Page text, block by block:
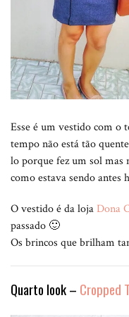
Esse é um vestido com o
tempo não está tão
lo porque fez um sol mas
como estava sendo antes
O vestido é da loja Dona
passado 🙂
Os brincos que brilham
Quarto look – Cropped